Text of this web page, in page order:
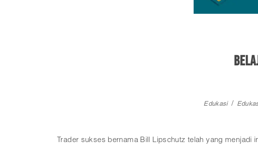
Edukasi
Trader sukses bernama Bill Lipschutz telah yang